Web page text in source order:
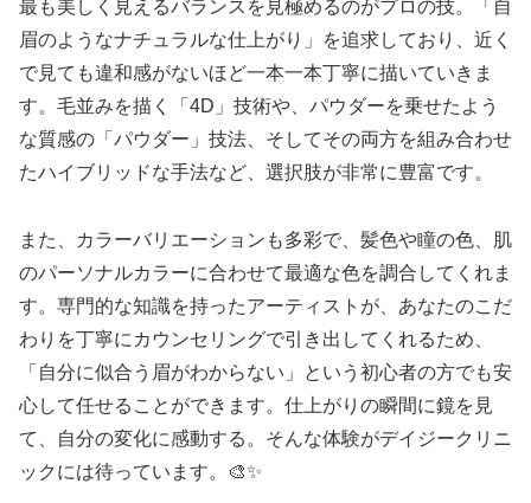
最も美しく見えるバランスを見極めるのがプロの技。「自
眉のようなナチュラルな仕上がり」を追求しており、近く
で見ても違和感がないほど一本一本丁寧に描いていきま
す。毛並みを描く「4D」技術や、パウダーを乗せたよう
な質感の「パウダー」技法、そしてその両方を組み合わせ
たハイブリッドな手法など、選択肢が非常に豊富です。
また、カラーバリエーションも多彩で、髪色や瞳の色、肌
のパーソナルカラーに合わせて最適な色を調合してくれま
す。専門的な知識を持ったアーティストが、あなたのこだ
わりを丁寧にカウンセリングで引き出してくれるため、
「自分に似合う眉がわからない」という初心者の方でも安
心して任せることができます。仕上がりの瞬間に鏡を見
て、自分の変化に感動する。そんな体験がデイジークリニ
ックには待っています。🎨✨